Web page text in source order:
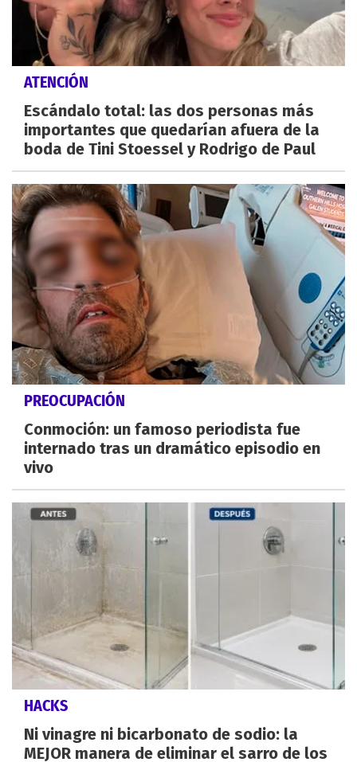
ATENCIÓN
Escándalo total: las dos personas más
importantes que quedarían afuera de la
boda de Tini Stoessel y Rodrigo de Paul
PREOCUPACIÓN
Conmoción: un famoso periodista fue
internado tras un dramático episodio en
vivo
HACKS
Ni vinagre ni bicarbonato de sodio: la
MEJOR manera de eliminar el sarro de los